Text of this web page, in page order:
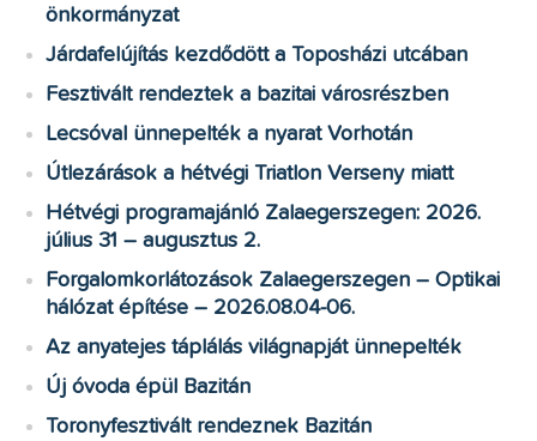
önkormányzat
Járdafelújítás kezdődött a Toposházi utcában
Fesztivált rendeztek a bazitai városrészben
Lecsóval ünnepelték a nyarat Vorhotán
Útlezárások a hétvégi Triatlon Verseny miatt
Hétvégi programajánló Zalaegerszegen: 2026.
július 31 – augusztus 2.
Forgalomkorlátozások Zalaegerszegen – Optikai
hálózat építése – 2026.08.04-06.
Az anyatejes táplálás világnapját ünnepelték
Új óvoda épül Bazitán
Toronyfesztivált rendeznek Bazitán